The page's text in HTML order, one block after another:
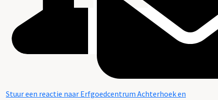
Stuur een reactie naar Erfgoedcentrum Achterhoek en